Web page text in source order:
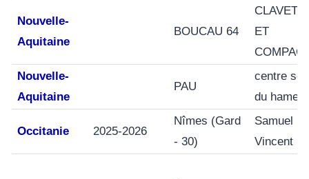
Nouvelle-
Aquitaine
BOUCAU 64
ET
Nouvelle-
Aquitaine
PAU
centre
du
Occitanie 2025-2026
Nîmes (Gard
- 30)
Samuel
Vincent